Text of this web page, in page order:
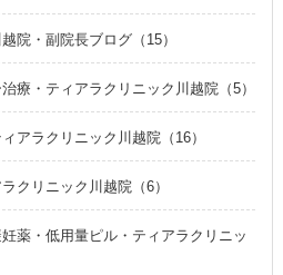
院・副院長ブログ（15）
療・ティアラクリニック川越院（5）
アラクリニック川越院（16）
クリニック川越院（6）
薬・低用量ピル・ティアラクリニッ